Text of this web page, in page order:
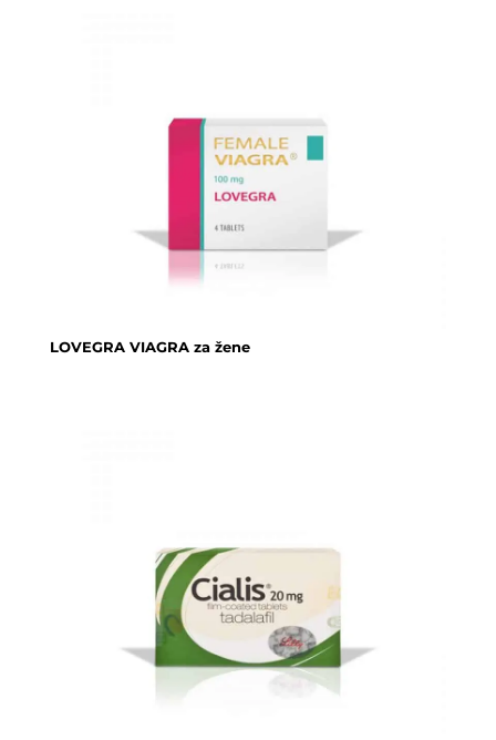
LOVEGRA VIAGRA za žene